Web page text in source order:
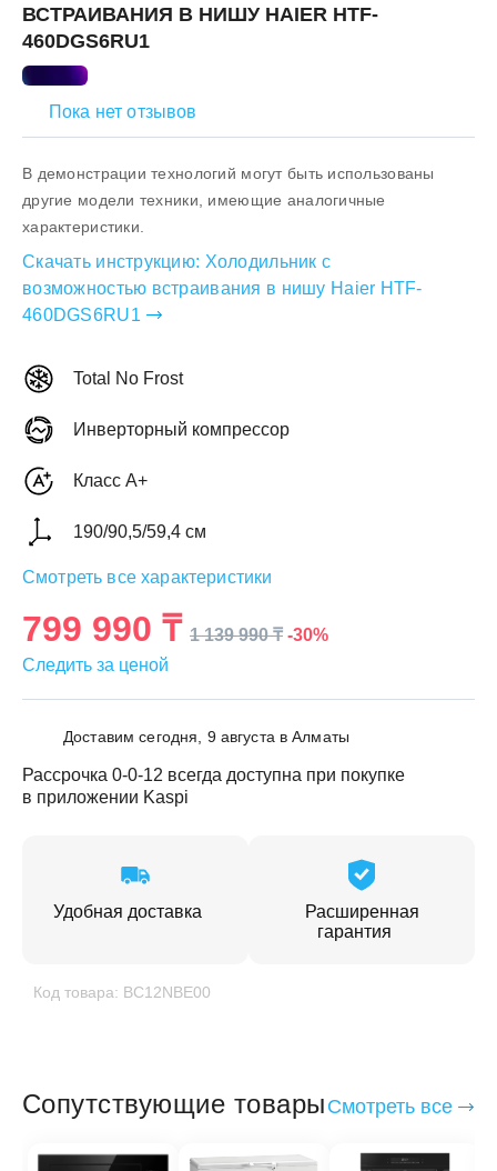
на товары
ВСТРАИВАНИЯ В НИШУ HAIER HTF-
460DGS6RU1
Пока нет отзывов
В демонстрации технологий могут быть использованы
другие модели техники, имеющие аналогичные
характеристики.
Скачать инструкцию: Холодильник с
возможностью встраивания в нишу Haier HTF-
460DGS6RU1
Total No Frost
Инверторный компрессор
Класс A+
190/90,5/59,4 см
Смотреть все характеристики
799 990 ₸ 1 139 990 ₸ -30%
Следить за ценой
Доставим сегодня, 9 августа в Алматы
Рассрочка 0-0-12 всегда доступна при покупке
в приложении Kaspi
Удобная доставка
Расширенная
гарантия
Код товара: BC12NBE00
Сопутствующие товары Смотреть все